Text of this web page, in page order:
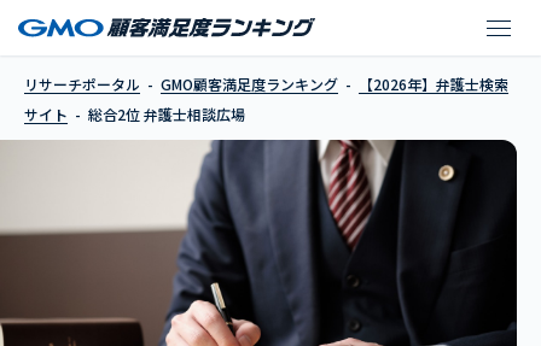
リサーチポータル GMO顧客満足度ランキング
【2026年】弁護士検索
サイト
総合2位 弁護士相談広場